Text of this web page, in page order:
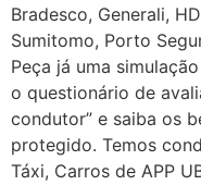
Bradesco, Generali,
Sumitomo, Porto
Peça já uma
o questionário de
condutor” e saiba os
protegido. Temos
Táxi, Carros de APP